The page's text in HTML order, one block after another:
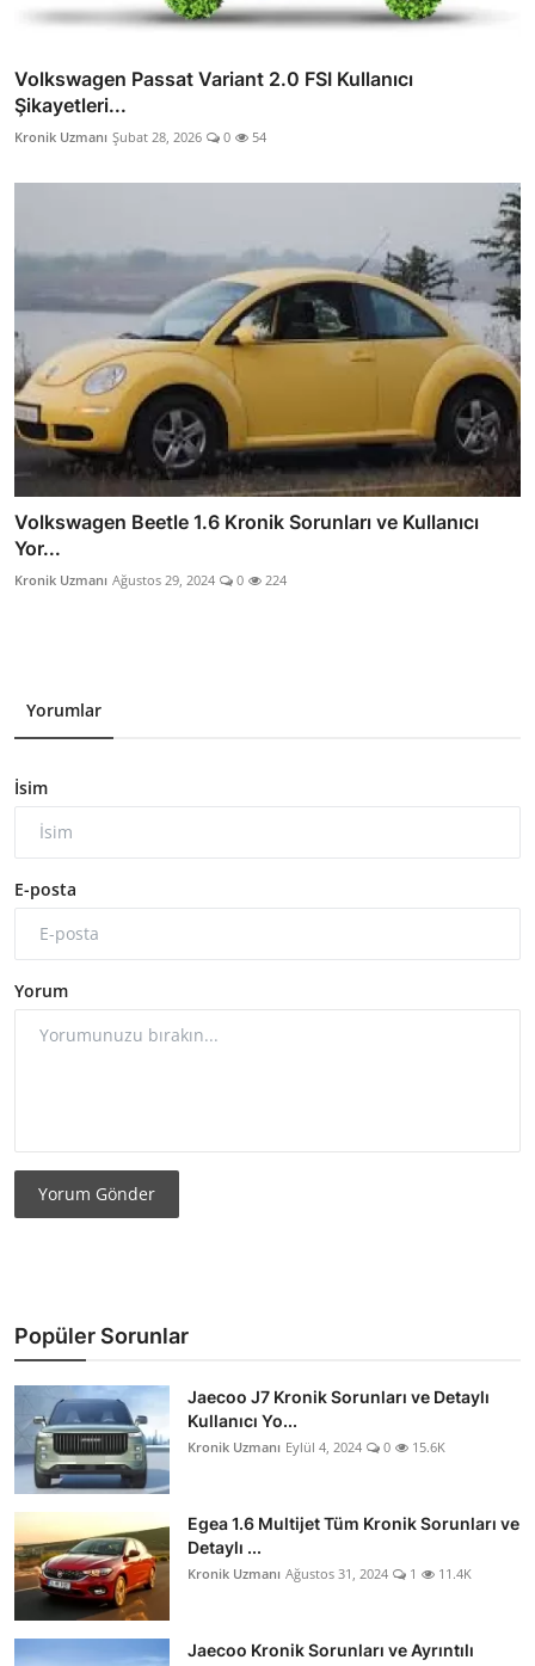
Volkswagen Passat Variant 2.0 FSI Kullanıcı
Şikayetleri...
Kronik Uzmanı Şubat 28, 2026 0 54
Volkswagen Beetle 1.6 Kronik Sorunları ve Kullanıcı
Yor...
Kronik Uzmanı Ağustos 29, 2024 0 224
Yorumlar
İsim
E-posta
Yorum
Yorum Gönder
Popüler Sorunlar
Jaecoo J7 Kronik Sorunları ve Detaylı
Kullanıcı Yo...
Kronik Uzmanı Eylül 4, 2024 0 15.6K
Egea 1.6 Multijet Tüm Kronik Sorunları ve
Detaylı ...
Kronik Uzmanı Ağustos 31, 2024 1 11.4K
Jaecoo Kronik Sorunları ve Ayrıntılı